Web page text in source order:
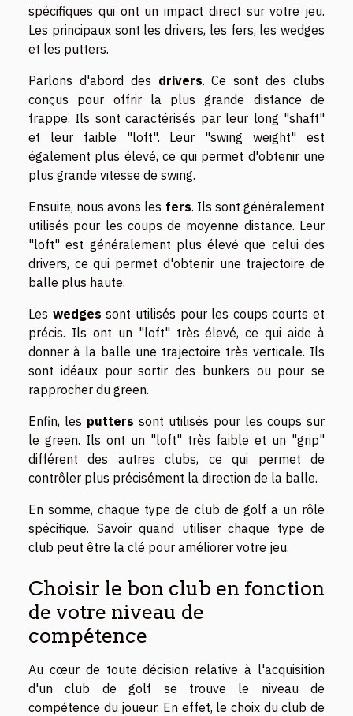
spécifiques qui ont un impact direct sur votre jeu.
Les principaux sont les drivers, les fers, les wedges
et les putters.
Parlons d'abord des drivers. Ce sont des clubs
conçus pour offrir la plus grande distance de
frappe. Ils sont caractérisés par leur long "shaft"
et leur faible "loft". Leur "swing weight" est
également plus élevé, ce qui permet d'obtenir une
plus grande vitesse de swing.
Ensuite, nous avons les fers. Ils sont généralement
utilisés pour les coups de moyenne distance. Leur
"loft" est généralement plus élevé que celui des
drivers, ce qui permet d'obtenir une trajectoire de
balle plus haute.
Les wedges sont utilisés pour les coups courts et
précis. Ils ont un "loft" très élevé, ce qui aide à
donner à la balle une trajectoire très verticale. Ils
sont idéaux pour sortir des bunkers ou pour se
rapprocher du green.
Enfin, les putters sont utilisés pour les coups sur
le green. Ils ont un "loft" très faible et un "grip"
différent des autres clubs, ce qui permet de
contrôler plus précisément la direction de la balle.
En somme, chaque type de club de golf a un rôle
spécifique. Savoir quand utiliser chaque type de
club peut être la clé pour améliorer votre jeu.
Choisir le bon club en fonction
de votre niveau de
compétence
Au cœur de toute décision relative à l'acquisition
d'un club de golf se trouve le niveau de
compétence du joueur. En effet, le choix du club de